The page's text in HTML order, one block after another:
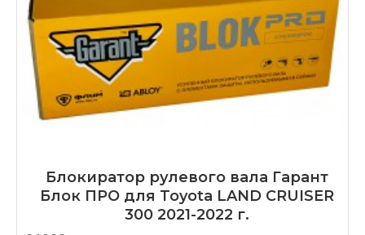
сверлом или коронкой увеличилось в
несколько раз.
Подробнее про замки Garant BLOK PRO в
нашем обзоре
КРАТКОЕ ОПИСАНИЕ УСТАНОВКИ НА
АВТОМОБИЛЬ TOYOTA LAND CRUISER 300
МОДЕЛЬНОГО РЯДА 2021-2022:
Блокиратор рулевого вала Гарант
Блок ПРО для Toyota LAND CRUISER
300 2021-2022 г.